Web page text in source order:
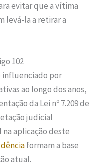
evitar que a vítima
levá-la a retirar a
102
influenciado por
ao longo dos anos,
da Lei nº 7.209 de
judicial
aplicação deste
formam a base
atual.